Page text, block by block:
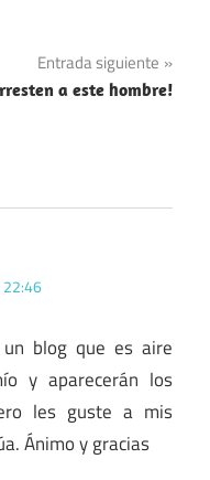
Entrada siguiente
a este hombre!
22:46
blog que es aire
y aparecerán los
les guste a mis
Ánimo y gracias